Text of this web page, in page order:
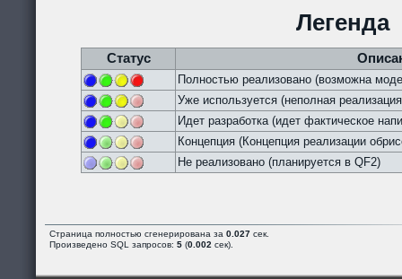
Легенда
Статус
Полностью реализовано (возможна
Уже используется (неполная
Идет разработка (идет фактическое
Концепция (Концепция реализации
Не реализовано (планируется в QF2)
Страница полностью сгенерирована за 0.027 сек.
Произведено SQL запросов: 5 (0.002 сек).